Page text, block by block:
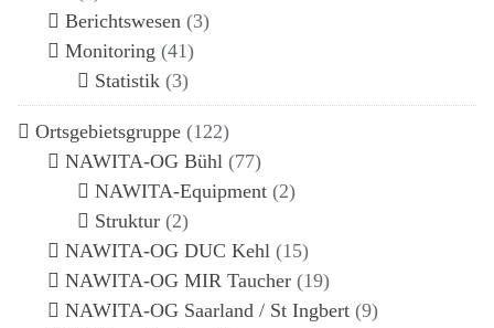
Berichtswesen (3)
Monitoring (41)
Statistik (3)
Ortsgebietsgruppe (122)
NAWITA-OG Bühl (77)
NAWITA-Equipment (2)
Struktur (2)
NAWITA-OG DUC Kehl (15)
NAWITA-OG MIR Taucher (19)
NAWITA-OG Saarland / St Ingbert (9)